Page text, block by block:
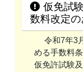
仮免試
数料改定
令和7年3
める手数料
仮免許試験